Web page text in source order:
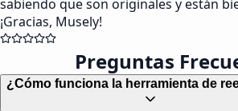
sabiendo que son originales y están
¡Gracias, Musely!
Preguntas
¿Cómo funciona la herramienta de